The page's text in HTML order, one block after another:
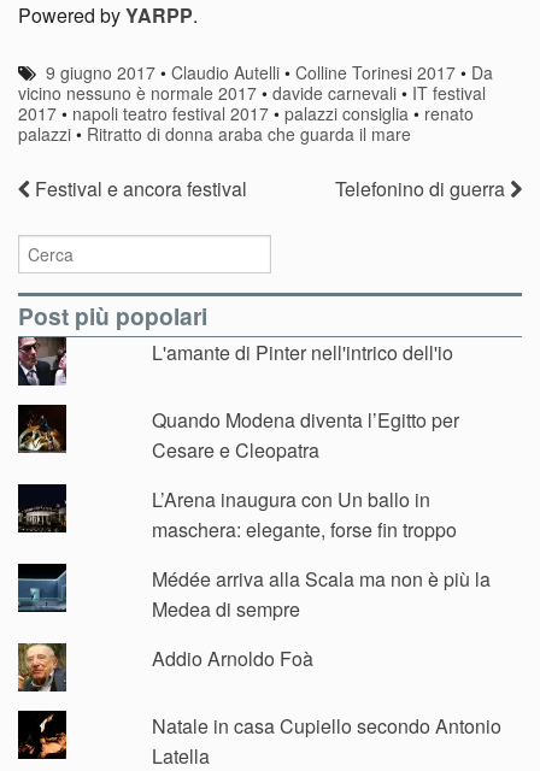
Powered byYARPP.
9 giugno 2017 •Claudio Autelli •Colline Torinesi 2017 • Da
vicino nessuno è normale 2017 • davide carnevali • IT festival
2017 • napoli teatro festival 2017 • palazzi consiglia • renato
palazzi • Ritratto di donna araba che guarda il mare
Festival e ancora festival Telefonino di guerra
Post più popolari
L'amante di Pinter nell'intrico dell'io
Quando Modena diventa l’Egitto per
Cesare e Cleopatra
L’Arena inaugura con Un ballo in
maschera: elegante, forse fin troppo
Médée arriva alla Scala ma non è più la
Medea di sempre
Addio Arnoldo Foà
Natale in casa Cupiello secondo Antonio
Latella